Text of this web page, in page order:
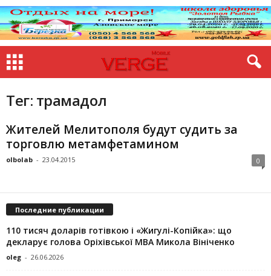
Тег: трамадол
Жителей Мелитополя будут судить за
торговлю метамфетамином
olbolab - 23.04.2015 0
Последние публикации
110 тисяч доларів готівкою і «Жигулі-Копійка»: що
декларує голова Оріхівської МВА Микола Вініченко
oleg - 26.06.2026